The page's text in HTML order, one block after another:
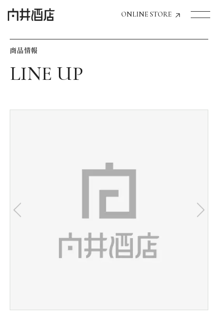
ONLINE STORE
飲食店経営のお客様
お気に入り機能の活用方法
会社情報
商品情報